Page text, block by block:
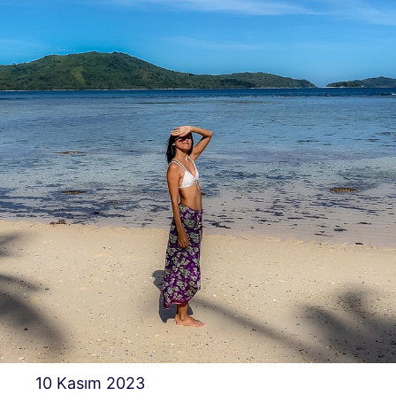
10 Kasım 2023